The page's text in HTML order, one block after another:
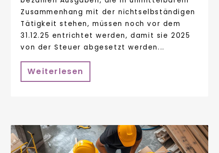
Zusammenhang mit der nichtselbständigen
Tätigkeit stehen, müssen noch vor dem
31.12.25 entrichtet werden, damit sie 2025
von der Steuer abgesetzt werden...
Weiterlesen